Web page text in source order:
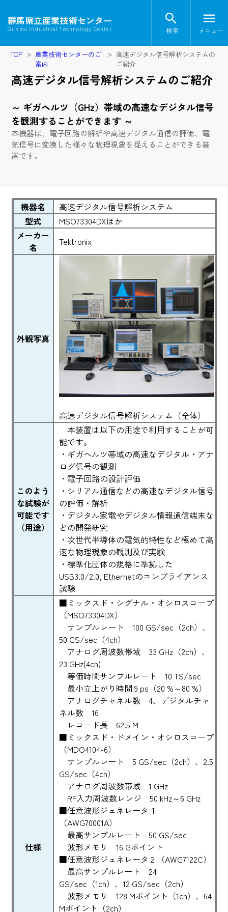
群馬県立産業技術センター
Gunma Industrial Technology Center
search
検索
menu
メニュー
TOP
産業技術センターのご
案内
高速デジタル信号解析システムの
ご紹介
高速デジタル信号解析システムのご紹介
～ ギガヘルツ（GHz）帯域の高速なデジタル信号
を観測することができます ～
本機器は、電子回路の解析や高速デジタル通信の評価、電
気信号に変換した様々な物理現象を捉えることができる装
置です。
機器名
高速デジタル信号解析システム
型式
MSO73304DXほか
メーカー
名
Tektronix
外観写真
高速デジタル信号解析システム（全体）
このよう
な試験が
可能です
（用途）
本装置は以下の用途で利用することが可
能です。
・ギガヘルツ帯域の高速なデジタル・アナ
ログ信号の観測
・電子回路の設計評価
・シリアル通信などの高速なデジタル信号
の評価・解析
・デジタル家電やデジタル情報通信端末な
どの開発研究
・次世代半導体の電気的特性など極めて高
速な物理現象の観測及び実験
・標準化団体の規格に準拠した
USB3.0/2.0, Ethernetのコンプライアンス
試験
仕様
■ミックスド・シグナル・オシロスコープ
（MSO73304DX）
サンプルレート 100 GS/sec（2ch）、
50 GS/sec（4ch）
アナログ周波数帯域 33 GHz（2ch）、
23 GHz(4ch)
等価時間サンプルレート 10 TS/sec
最小立上がり時間 9 ps（20 %～80 %）
アナログチャネル数 4、デジタルチャ
ネル数 16
レコード長 62.5 M
■ミックスド・ドメイン・オシロスコープ
（MDO4104-6）
サンプルレート 5 GS/sec（2ch）、2.5
GS/sec（4ch）
アナログ周波数帯域 1 GHz
RF入力周波数レンジ 50 kHz～6 GHz
■任意波形ジェネレータ１
（AWG70001A）
最高サンプルレート 50 GS/sec
波形メモリ 16 Gポイント
■任意波形ジェネレータ２（AWG7122C）
最高サンプルレート 24
GS/sec（1ch）、12 GS/sec（2ch）
波形メモリ 128 Mポイント（1ch）、64
Mポイント（2ch）